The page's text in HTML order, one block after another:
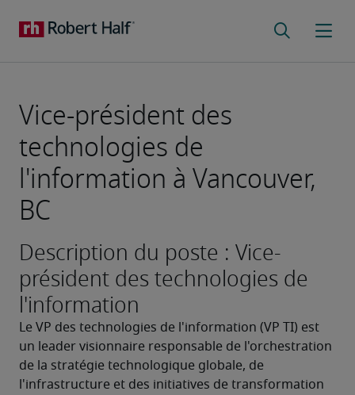
Vice-président des
technologies de
l'information à Vancouver,
BC
Description du poste : Vice-
président des technologies de
l'information
Le VP des technologies de l'information (VP TI) est
un leader visionnaire responsable de l'orchestration
de la stratégie technologique globale, de
l'infrastructure et des initiatives de transformation